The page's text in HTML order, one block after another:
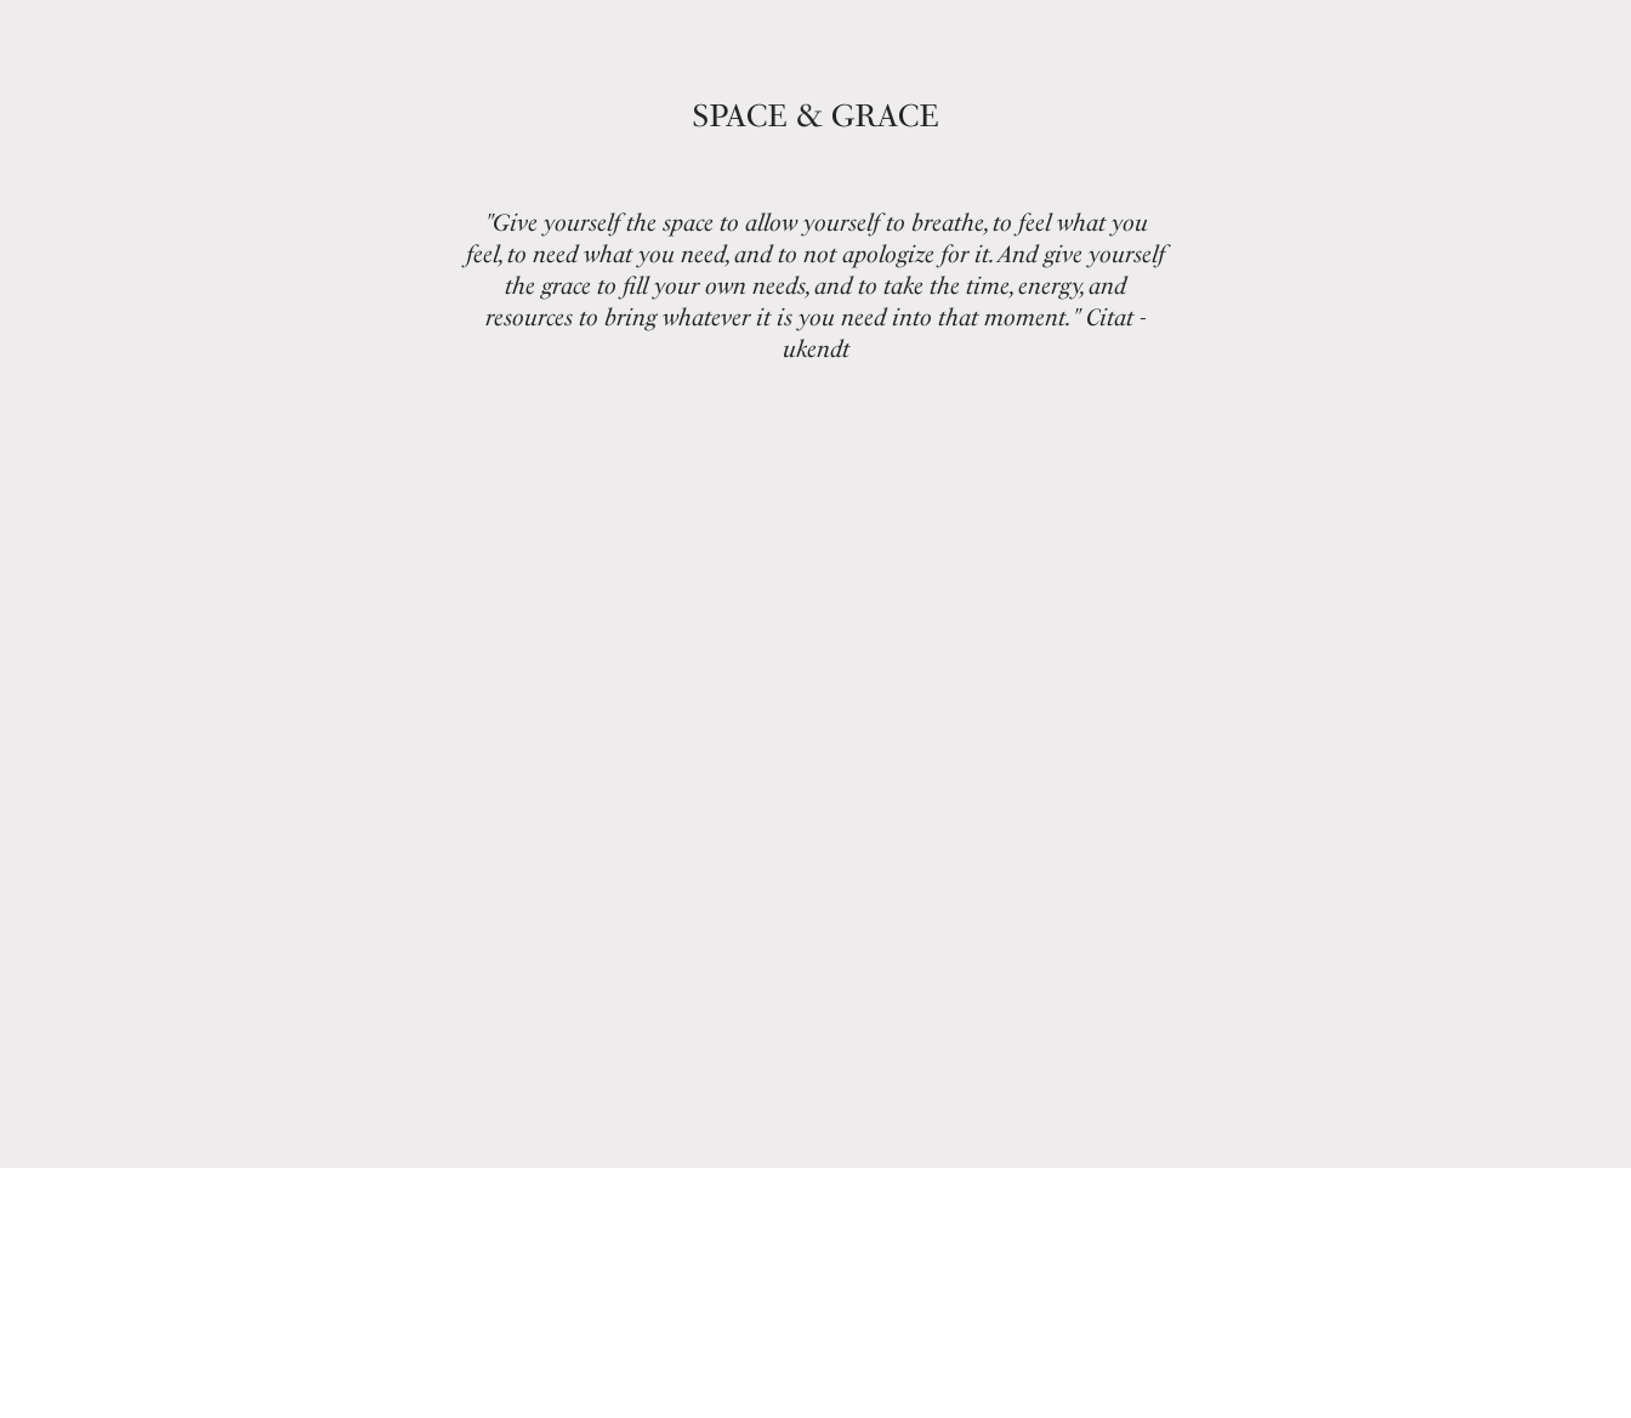
SPACE & GRACE
"Give yourself the space to allow yourself to breathe, to feel what you
feel, to need what you need, and to not apologize for it. And give yourself
the grace to fill your own needs, and to take the time, energy, and
resources to bring whatever it is you need into that moment." Citat -
ukendt